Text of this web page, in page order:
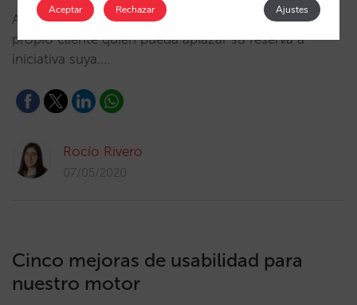
Ahora hemos ampliado posibilidades para que sea el
propio cliente quien pueda aplazar su reserva a
iniciativa suya.…
Rocío Rivero
07/05/2020
Cinco mejoras de usabilidad para
nuestro motor
Aceptar Ajustes
Rechazar